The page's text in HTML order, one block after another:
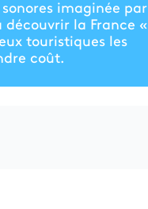
imaginée par
découvrir la France «
touristiques les
coût.